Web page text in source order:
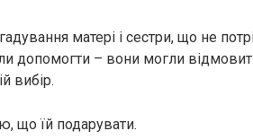
матері і сестри, що не
допомогти – вони могли
вибір.
що їй подарувати.